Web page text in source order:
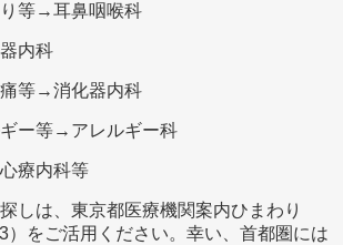
り等→耳鼻咽喉科
内科
痛等→消化器内科
ギー等→アレルギー科
療内科等
しは、東京都医療機関案内ひまわり
）をご活用ください。幸い、首都圏には